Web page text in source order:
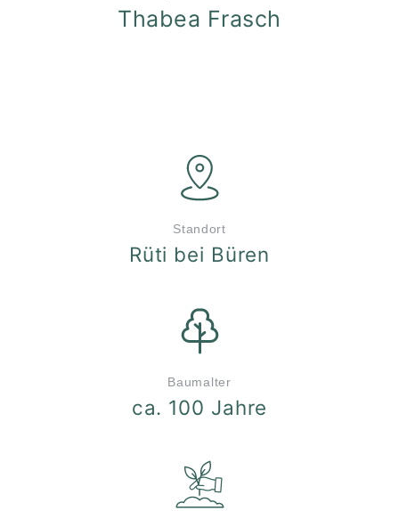
Thabea Frasch
Rüti bei Büren
Standort
ca. 100 Jahre
Baumalter